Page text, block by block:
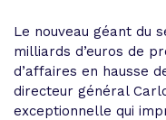
Le nouveau géant du
milliards d’euros de
d’affaires en hausse
directeur général
exceptionnelle qui